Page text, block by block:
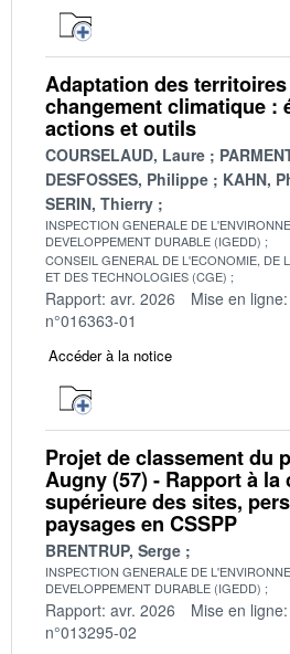
Adaptation des
changement climatique :
actions et outils
COURSELAUD, Laure
DESFOSSES, Philippe
KAHN,
SERIN, Thierry
INSPECTION GENERALE DE
DEVELOPPEMENT DURABLE (IGEDD)
CONSEIL GENERAL DE L'ECONOMIE, DE
ET DES TECHNOLOGIES (CGE)
Rapport: avr. 2026 Mise en
n°016363-01
Accéder à la notice
Projet de classement du
Augny (57) - Rapport à
supérieure des sites,
paysages en CSSPP
BRENTRUP, Serge
INSPECTION GENERALE DE
DEVELOPPEMENT DURABLE (IGEDD)
Rapport: avr. 2026 Mise en
n°013295-02